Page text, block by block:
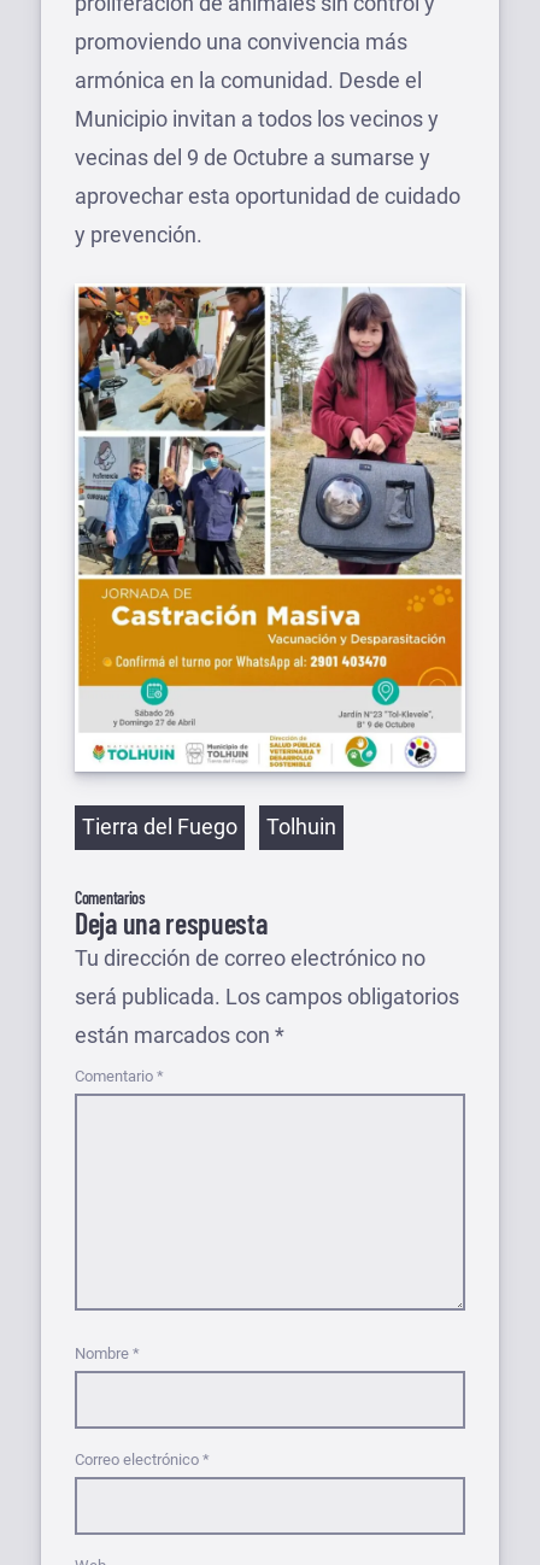
promoviendo una convivencia más
armónica en la comunidad. Desde el
Municipio invitan a todos los vecinos y
vecinas del 9 de Octubre a sumarse y
aprovechar esta oportunidad de cuidado
y prevención.
Etiquetas
Tierra del Fuego Tolhuin
Comentarios
Deja una respuesta
Tu dirección de correo electrónico no
será publicada. Los campos obligatorios
están marcados con *
Comentario *
Nombre *
Correo electrónico *